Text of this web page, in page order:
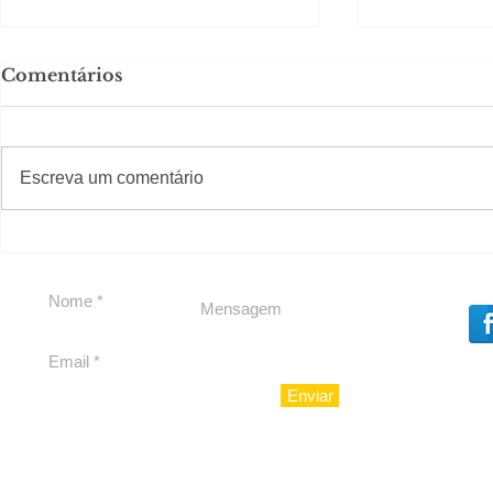
para São Paulo
Comentários
Escreva um comentário
#Sugestões
Enviar